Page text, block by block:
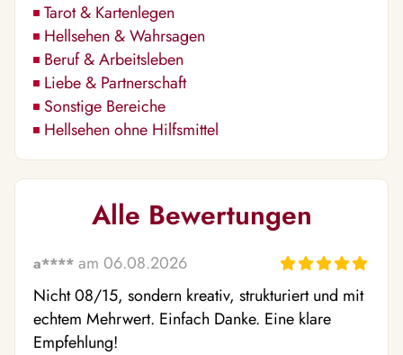
Tarot & Kartenlegen
Hellsehen & Wahrsagen
Beruf & Arbeitsleben
Liebe & Partnerschaft
Sonstige Bereiche
Hellsehen ohne Hilfsmittel
Alle Bewertungen
a**** am 06.08.2026
Nicht 08/15, sondern kreativ, strukturiert und mit
echtem Mehrwert. Einfach Danke. Eine klare
Empfehlung!